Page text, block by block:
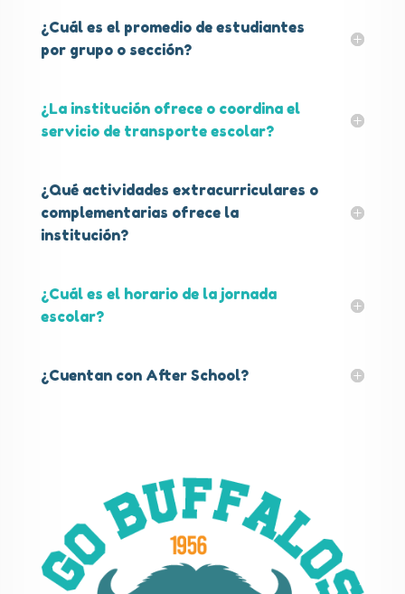
¿Cuál es el promedio de estudiantes
por grupo o sección?
¿La institución ofrece o coordina el
servicio de transporte escolar?
¿Qué actividades extracurriculares o
complementarias ofrece la
institución?
¿Cuál es el horario de la jornada
escolar?
¿Cuentan con After School?